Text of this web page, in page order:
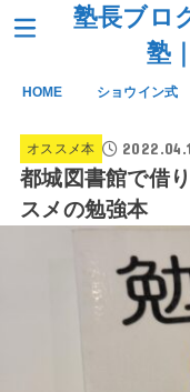
塾長ブロ
塾
HOME ショウイン式
オススメ本
都城図書館で借
スメの勉強本